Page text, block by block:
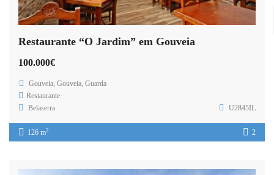
Restaurante “O Jardim” em Gouveia
100.000€
Gouveia, Gouveia, Guarda
Restaurante
Belaserra
U2845IL
126 m2 2